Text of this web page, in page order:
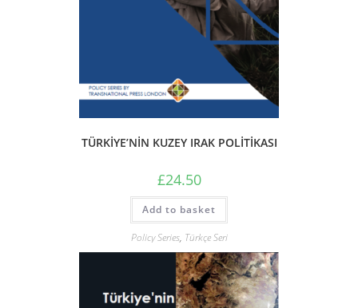
TÜRKİYE’NİN KUZEY IRAK POLİTİKASI
£24.50
Add to basket
Policy Series, Türkçe Seri